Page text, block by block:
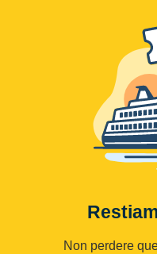
Non perdere